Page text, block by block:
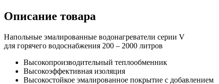
Описание товара
Напольные эмалированные водонагреватели серии V
для горячего водоснабжения 200 – 2000 литров
Высокопроизводительный теплообменник
Высокоэффективная изоляция
Высокостойкое эмалированное покрытие с добавлением